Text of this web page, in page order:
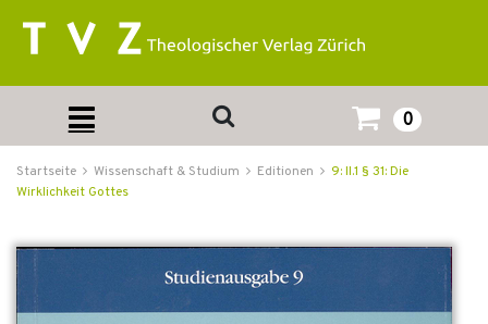
0
Startseite Wissenschaft & Studium Editionen
9: II.1 § 31: Die
Wirklichkeit Gottes